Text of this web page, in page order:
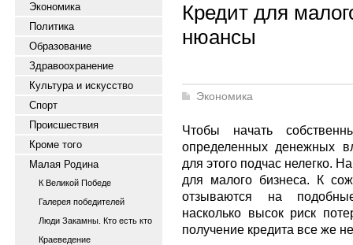
Экономика
Политика
Образование
Здравоохранение
Культура и искусство
Спорт
Происшествия
Кроме того
Малая Родина
К Великой Победе
Галерея победителей
Люди Закамны. Кто есть кто
Краеведение
Кредит для
нюансы
Экономика
Чтобы начать
определенных денежных
для этого подчас нелегко.
для малого бизнеса. К
отзываются на
насколько высок риск
получение кредита все же